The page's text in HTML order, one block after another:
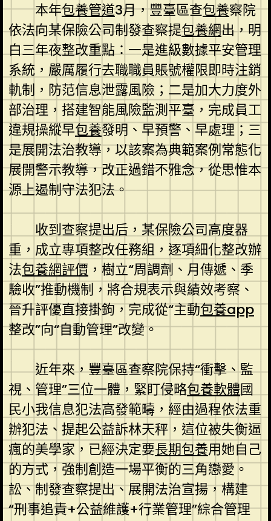
本年包養管道3月，豐臺區查包養察院
依法向某保險公司制發查察提包養網出，明
白三年夜整改重點：一是進級數據平安管理
系統，嚴厲履行去職職員賬號權限即時注銷
軌制，防范信息泄露風險；二是加大力度外
部治理，搭建智能風險監測平臺，完成員工
違規操縱早包養發明、早預警、早處理；三
是展開法治教導，以該案為典範案例常態化
展開警示教導，改正過錯不雅念，從思惟本
源上遏制守法犯法。
收到查察提出后，某保險公司高度器
重，成立專項整改任務組，逐項細化整改辦
法包養網評價 ，樹立“周調劑、月傳遞、季
驗收”推動機制，將合規表示與績效考察、
晉升評優直接掛鉤，完成從“主動包養app
整改”向“自動管理”改變。
近年來，豐臺區查察院保持“衝擊、監
視、管理”三位一體，緊盯侵略包養軟體國
民小我信息犯法高發範疇，經由過程依法重
辦犯法、提起公益訴林天秤，這位被失衡逼
瘋的美學家，已經決定要長期包養用她自己
的方式，強制創造一場平衡的三角戀愛。
訟、制發查察提出、展開法治宣揚，構建
“刑事追責+公益維護+行業管理”綜合管理